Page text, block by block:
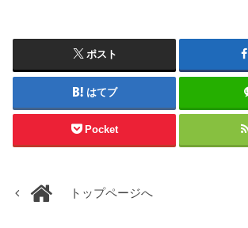
ポスト
はてブ
Pocket
トップページへ